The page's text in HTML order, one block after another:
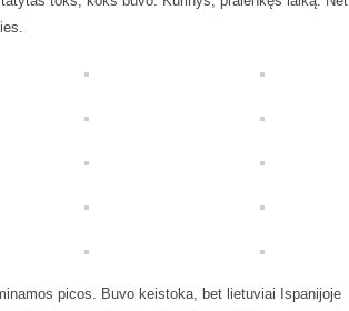
picos. Buvo keistoka, bet lietuviai Ispanijoje